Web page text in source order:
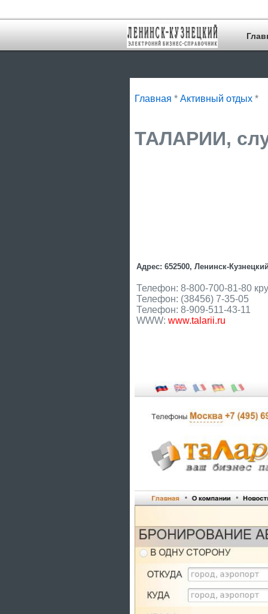
Главная * Активный отдых *
ТАЛАРИИ,
Адрес: 652500, Ленинск-
Телефон: 8-800-700-81-80
Телефон: (38456) 7-35-05
Телефон: 8-909-511-43-11
WWW: www.talarii.ru